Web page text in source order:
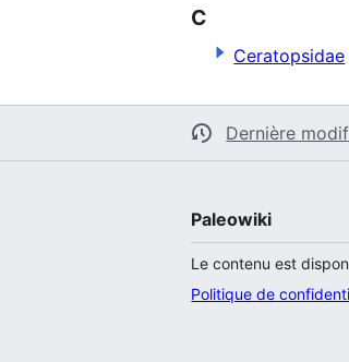
C
Ceratopsidae
Dernière
Paleowiki
Le contenu est
Politique de